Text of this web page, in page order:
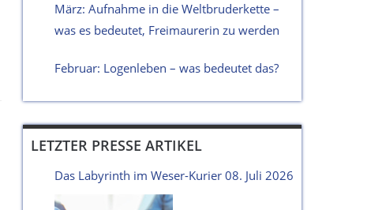
März: Aufnahme in die Weltbruderkette –
was es bedeutet, Freimaurerin zu werden
Februar: Logenleben – was bedeutet das?
LETZTER PRESSE ARTIKEL
Das Labyrinth im Weser-Kurier 08. Juli 2026